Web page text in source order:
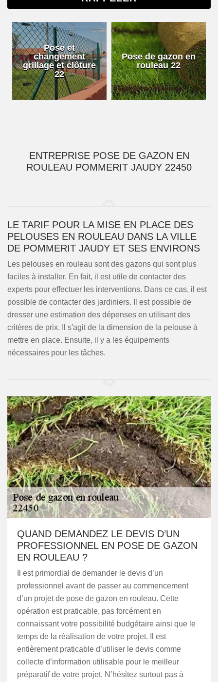
Pose et
changement
grillage et clôture
22
Pose de gazon en
rouleau 22
ENTREPRISE POSE DE GAZON EN
ROULEAU POMMERIT JAUDY 22450
LE TARIF POUR LA MISE EN PLACE DES
PELOUSES EN ROULEAU DANS LA VILLE
DE POMMERIT JAUDY ET SES ENVIRONS
Les pelouses en rouleau sont des gazons qui sont plus
faciles à installer. En fait, il est utile de contacter des
experts pour effectuer les interventions. Dans ce cas, il est
possible de contacter des jardiniers. Il est possible de
dresser une estimation des dépenses en utilisant des
critères de prix. Il s'agit de la dimension de la pelouse à
mettre en place. Ensuite, il y a les équipements
nécessaires pour les tâches.
QUAND DEMANDEZ LE DEVIS D’UN
PROFESSIONNEL EN POSE DE GAZON
EN ROULEAU ?
Il est primordial de demander le devis d’un
professionnel avant de passer au commencement
d’un projet de pose de gazon en rouleau. Cette
opération est praticable, pas forcément en
connaissant votre possibilité budgétaire ainsi que le
temps de la réalisation de votre projet. Il est
entièrement praticable d’utiliser le devis comme
collecte d’information utilisable pour le meilleur
préparatif de votre projet. N’hésitez surtout pas à